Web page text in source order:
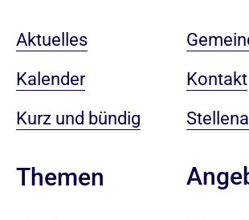
Aktuelles
Kalender
Kurz und bündig
Themen
Kontakt